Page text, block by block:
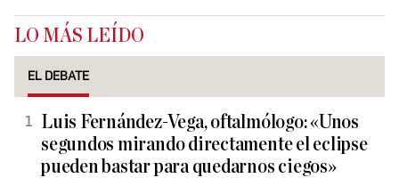
LO MÁS LEÍDO
EL DEBATE
Luis Fernández-Vega, oftalmólogo: «Unos
segundos mirando directamente el eclipse
pueden bastar para quedarnos ciegos»